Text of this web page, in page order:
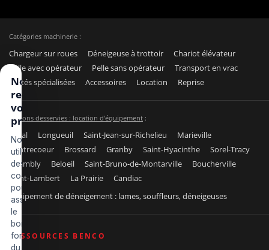
Catégories machinerie :
Chargeur sur roues Déneigeuse à trottoir
Chariot élévateur
Pelle avec opérateur
Pelle sans opérateur
Transport en vrac
Unités spécialisées
Accessoires Location Reprise
Régions desservies : location d'équipement :
Laval Longueuil Saint-Jean-sur-Richelieu
Marieville
Contrecoeur
Brossard Granby Saint-Hyacinthe
Sorel-Tracy
Chambly
Beloeil Saint-Bruno-de-Montarville
Boucherville
Saint-Lambert
La Prairie
Candiac
Équipement de déneigement : lames, souffleurs, déneigeuses
RESSOURCES BENCO
Nous
respectons
votre vie
privée
Nous
utilisons
des
cookies
pour
assurer
le
bon
fonctionnement
du